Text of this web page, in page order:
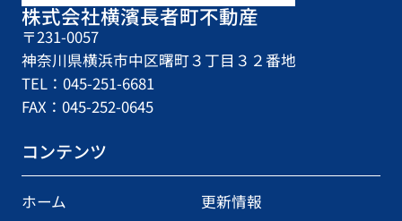
株式会社横濱長者町不動産
〒231-0057
神奈川県横浜市中区曙町３丁目３２番地
TEL：045-251-6681
FAX：045-252-0645
コンテンツ
ホーム
更新情報